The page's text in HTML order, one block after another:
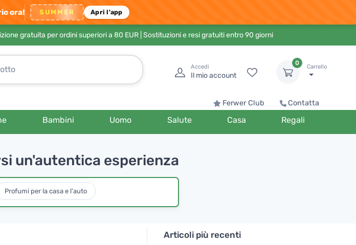
ora! SUMMER Apri l'app
gratuita per ordini superiori a 80 EUR | Sostituzioni e resi gratuiti entro 90 giorni
Accedi
Il mio account
0
Carrello
Ferwer Club Contatta
Bambini Uomo Salute Casa Regali
un'autentica esperienza
Profumi per la casa e l'auto
Articoli più recenti